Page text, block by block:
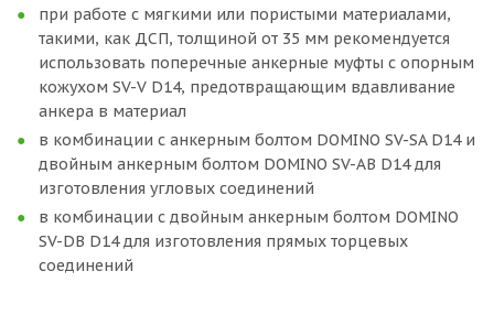
при работе с мягкими или пористыми материалами,
такими, как ДСП, толщиной от 35 мм рекомендуется
использовать поперечные анкерные муфты с опорным
кожухом SV-V D14, предотвращающим вдавливание
анкера в материал
в комбинации с анкерным болтом DOMINO SV-SA D14 и
двойным анкерным болтом DOMINO SV-AB D14 для
изготовления угловых соединений
в комбинации с двойным анкерным болтом DOMINO
SV-DB D14 для изготовления прямых торцевых
соединений